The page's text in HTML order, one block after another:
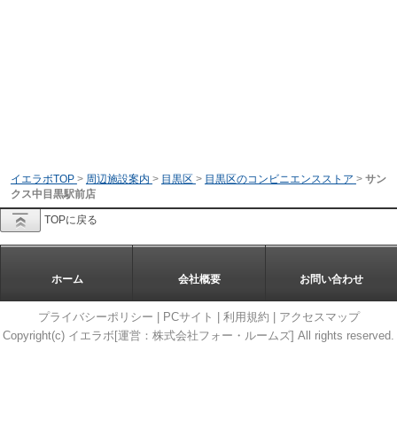
イエラボTOP > 周辺施設案内 > 目黒区 > 目黒区のコンビニエンスストア > サン
クス中目黒駅前店
TOPに戻る
ホーム 会社概要 お問い合わせ
プライバシーポリシー PCサイト 利用規約
アクセスマップ
Copyright(c) イエラボ[運営：株式会社フォー・ルームズ] All rights reserved.